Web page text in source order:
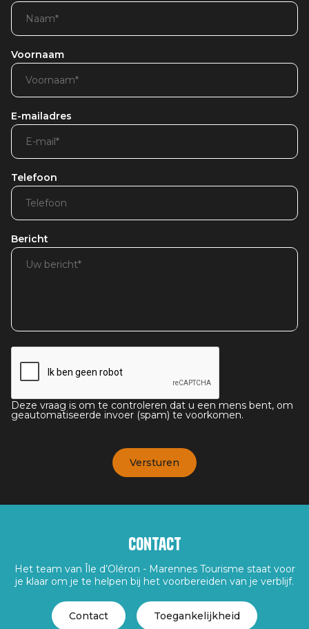
Voornaam
E-mailadres
Telefoon
Bericht
Deze vraag is om te controleren dat u een mens bent, om
geautomatiseerde invoer (spam) te voorkomen.
Contact
Het team van Île d’Oléron - Marennes Tourisme staat voor
je klaar om je te helpen bij het voorbereiden van je verblijf.
Contact Toegankelijkheid